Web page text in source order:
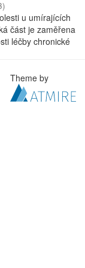
)
u umírajících
část je zaměřena
léčby chronické
Theme by